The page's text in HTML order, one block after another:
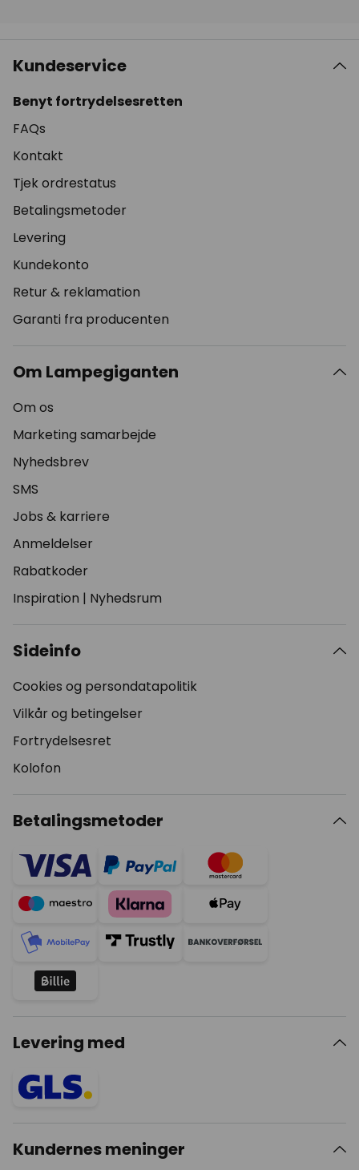
Kundeservice
Benyt fortrydelsesretten
FAQs
Kontakt
Tjek ordrestatus
Betalingsmetoder
Levering
Kundekonto
Retur & reklamation
Garanti fra producenten
Om Lampegiganten
Om os
Marketing samarbejde
Nyhedsbrev
SMS
Jobs & karriere
Anmeldelser
Rabatkoder
Inspiration | Nyhedsrum
Sideinfo
Cookies og persondatapolitik
Vilkår og betingelser
Fortrydelsesret
Kolofon
Betalingsmetoder
Levering med
Kundernes meninger